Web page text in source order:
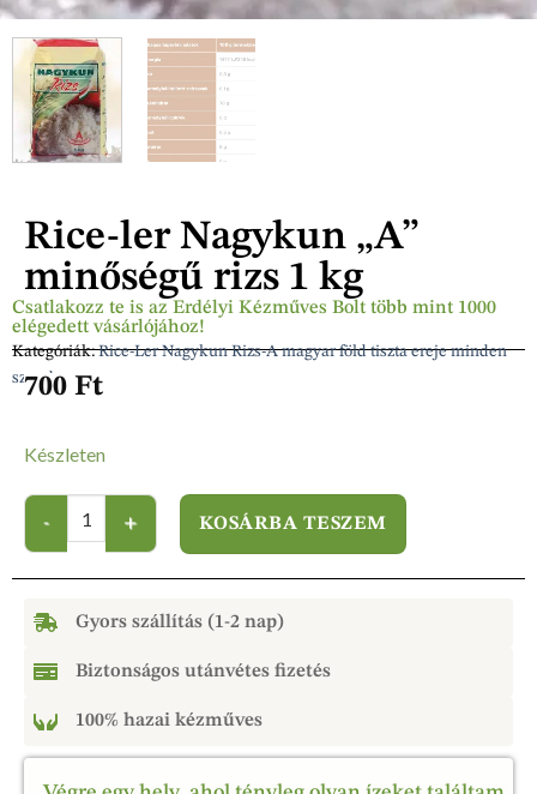
Csatlakozz te is az Erdélyi Kézműves Bolt több mint 1000
elégedett vásárlójához!
Kategóriák:Rice-Ler Nagykun Rizs-A magyar föld tiszta ereje minden
szemben
Rice-ler Nagykun „A”
minőségű rizs 1 kg
700 Ft
Készleten
KOSÁRBA TESZEM
Gyors szállítás (1-2 nap)
Biztonságos utánvétes fizetés
100% hazai kézműves